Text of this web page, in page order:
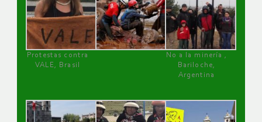
Protestas contra
VALE, Brasil
No a la minería ,
Bariloche,
Argentina